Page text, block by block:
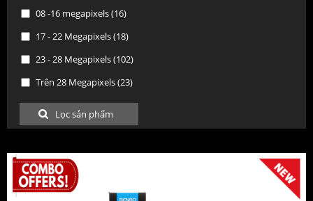
Tokina
Olympus
SanDisk
Pisen
Shanny
Godox
B + W
Kenko
08 -16 megapixels (16)
17 - 22 Megapixels (18)
23 - 28 Megapixels (102)
Trên 28 Megapixels (23)